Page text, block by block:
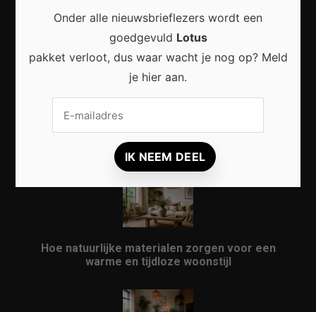
Een Rustige en Stijlvolle Woonruimte Creëren met
Praktische Veranderingen
Zo geef je een kleine woonkamer een ruimtelijke
uitstraling zonder verbouwing
Hoe natuurlijke materialen zorgen voor een
warme en tijdloze woonstijl
Onder alle nieuwsbrieflezers wordt een
goedgevuld Lotus
pakket verloot, dus waar wacht je nog op? Meld
je hier aan.